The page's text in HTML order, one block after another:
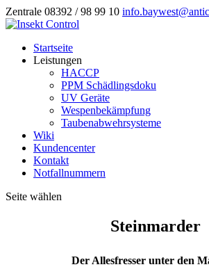
Zentrale 08392 / 98 99 10
Startseite
Leistungen
HACCP
PPM Schädlingsdoku
UV Geräte
Wespenbekämpfung
Taubenabwehrsysteme
Wiki
Kundencenter
Kontakt
Notfallnummern
Seite wählen
Steinmarder
Der Allesfresser unter den